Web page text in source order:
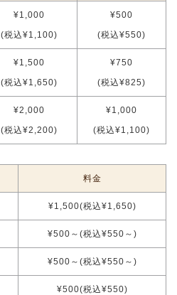
¥1,000
(税込¥1,100)
¥500
(税込¥550)
¥1,500
(税込¥1,650)
¥750
(税込¥825)
¥2,000
(税込¥2,200)
¥1,000
(税込¥1,100)
料金
¥1,500(税込¥1,650)
¥500～(税込¥550～)
¥500～(税込¥550～)
¥500(税込¥550)